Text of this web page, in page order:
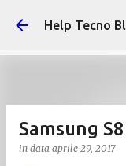
Help Tecno
Samsung
in data aprile 29, 2017